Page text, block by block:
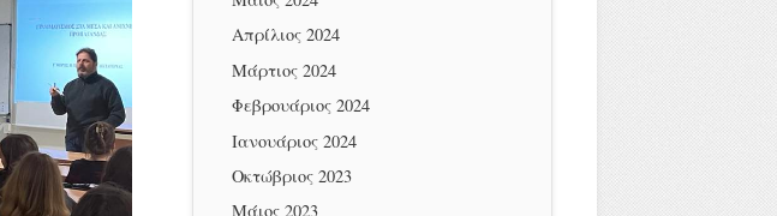
Απρίλιος 2024
Μάρτιος 2024
Φεβρουάριος 2024
Ιανουάριος 2024
Οκτώβριος 2023
Μάιος 2023